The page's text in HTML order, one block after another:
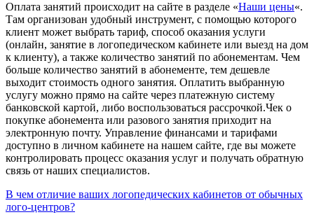
Оплата занятий происходит на сайте в разделе «Наши цены«.
Там организован удобный инструмент, с помощью которого
клиент может выбрать тариф, способ оказания услуги
(онлайн, занятие в логопедическом кабинете или выезд на дом
к клиенту), а также количество занятий по абонементам. Чем
больше количество занятий в абонементе, тем дешевле
выходит стоимость одного занятия. Оплатить выбранную
услугу можно прямо на сайте через платежную систему
банковской картой, либо воспользоваться рассрочкой.Чек о
покупке абонемента или разового занятия приходит на
электронную почту. Управление финансами и тарифами
доступно в личном кабинете на нашем сайте, где вы можете
контролировать процесс оказания услуг и получать обратную
связь от наших специалистов.
В чем отличие ваших логопедических кабинетов от обычных
лого-центров?